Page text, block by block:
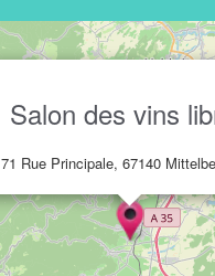
Salon des vins
71 Rue Principale, 67140